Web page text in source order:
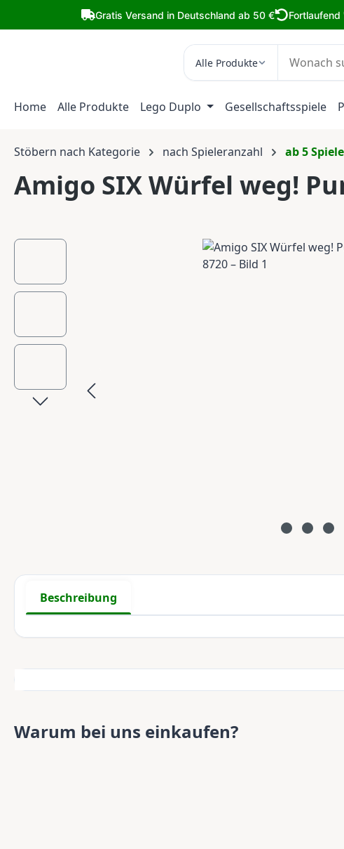
Hauptinhalt springen
Zur Suche springen
Zur Hauptnavigation springen
Gratis Versand in Deutschland ab 50 €
Alle Produkte
Home Alle Produkte Lego Duplo Gesellschaftsspiele
Stöbern nach Kategorie nach Spieleranzahl ab 5
Amigo SIX Würfel weg!
Bildergalerie überspringen
Beschreibung
Warum bei uns einkaufen?